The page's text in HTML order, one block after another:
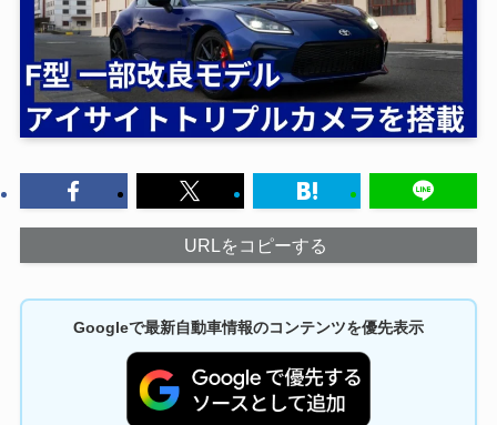
URLをコピーする
Googleで最新自動車情報のコンテンツを優先表示